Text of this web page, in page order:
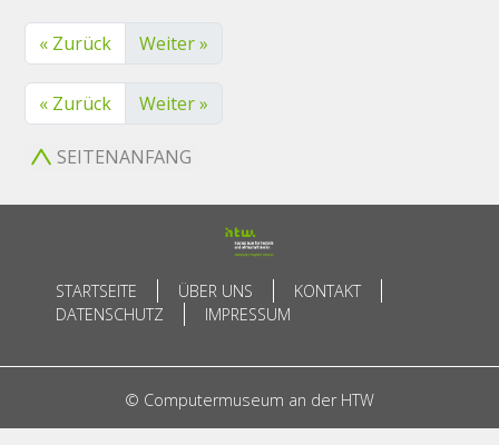
« Zurück Weiter »
« Zurück Weiter »
SEITENANFANG
STARTSEITE ÜBER UNS
KONTAKT
DATENSCHUTZ
IMPRESSUM
© Computermuseum an der HTW